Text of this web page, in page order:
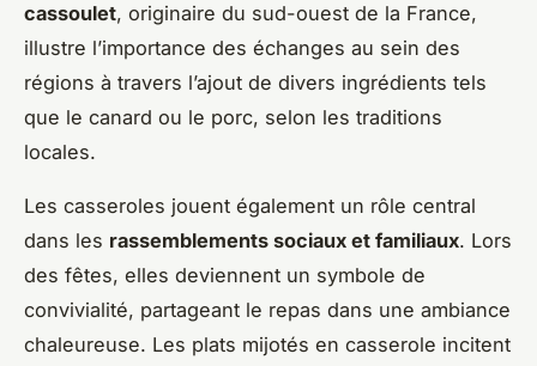
cassoulet, originaire du sud-ouest de la France,
illustre l’importance des échanges au sein des
régions à travers l’ajout de divers ingrédients tels
que le canard ou le porc, selon les traditions
locales.
Les casseroles jouent également un rôle central
dans les rassemblements sociaux et familiaux. Lors
des fêtes, elles deviennent un symbole de
convivialité, partageant le repas dans une ambiance
chaleureuse. Les plats mijotés en casserole incitent